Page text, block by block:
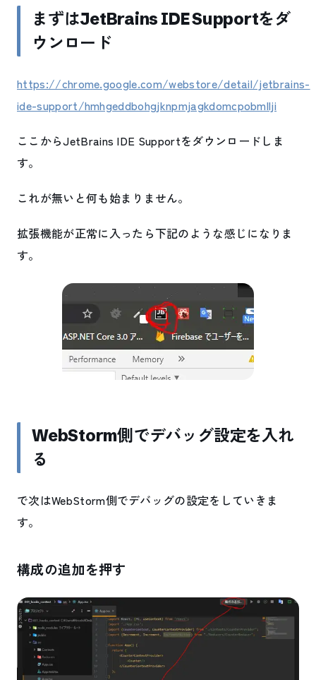
まずはJetBrains IDE Supportをダ
ウンロード
https://chrome.google.com/webstore/detail/jetbrains-
ide-support/hmhgeddbohgjknpmjagkdomcpobmllji
ここからJetBrains IDE Supportをダウンロードしま
す。
これが無いと何も始まりません。
拡張機能が正常に入ったら下記のような感じになりま
す。
WebStorm側でデバッグ設定を入れ
る
で次はWebStorm側でデバッグの設定をしていきま
す。
構成の追加を押す